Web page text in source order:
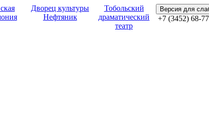
Дворец культуры
Нефтяник
Тобольский
драматический
театр
Версия для
+7 (3452) 68-